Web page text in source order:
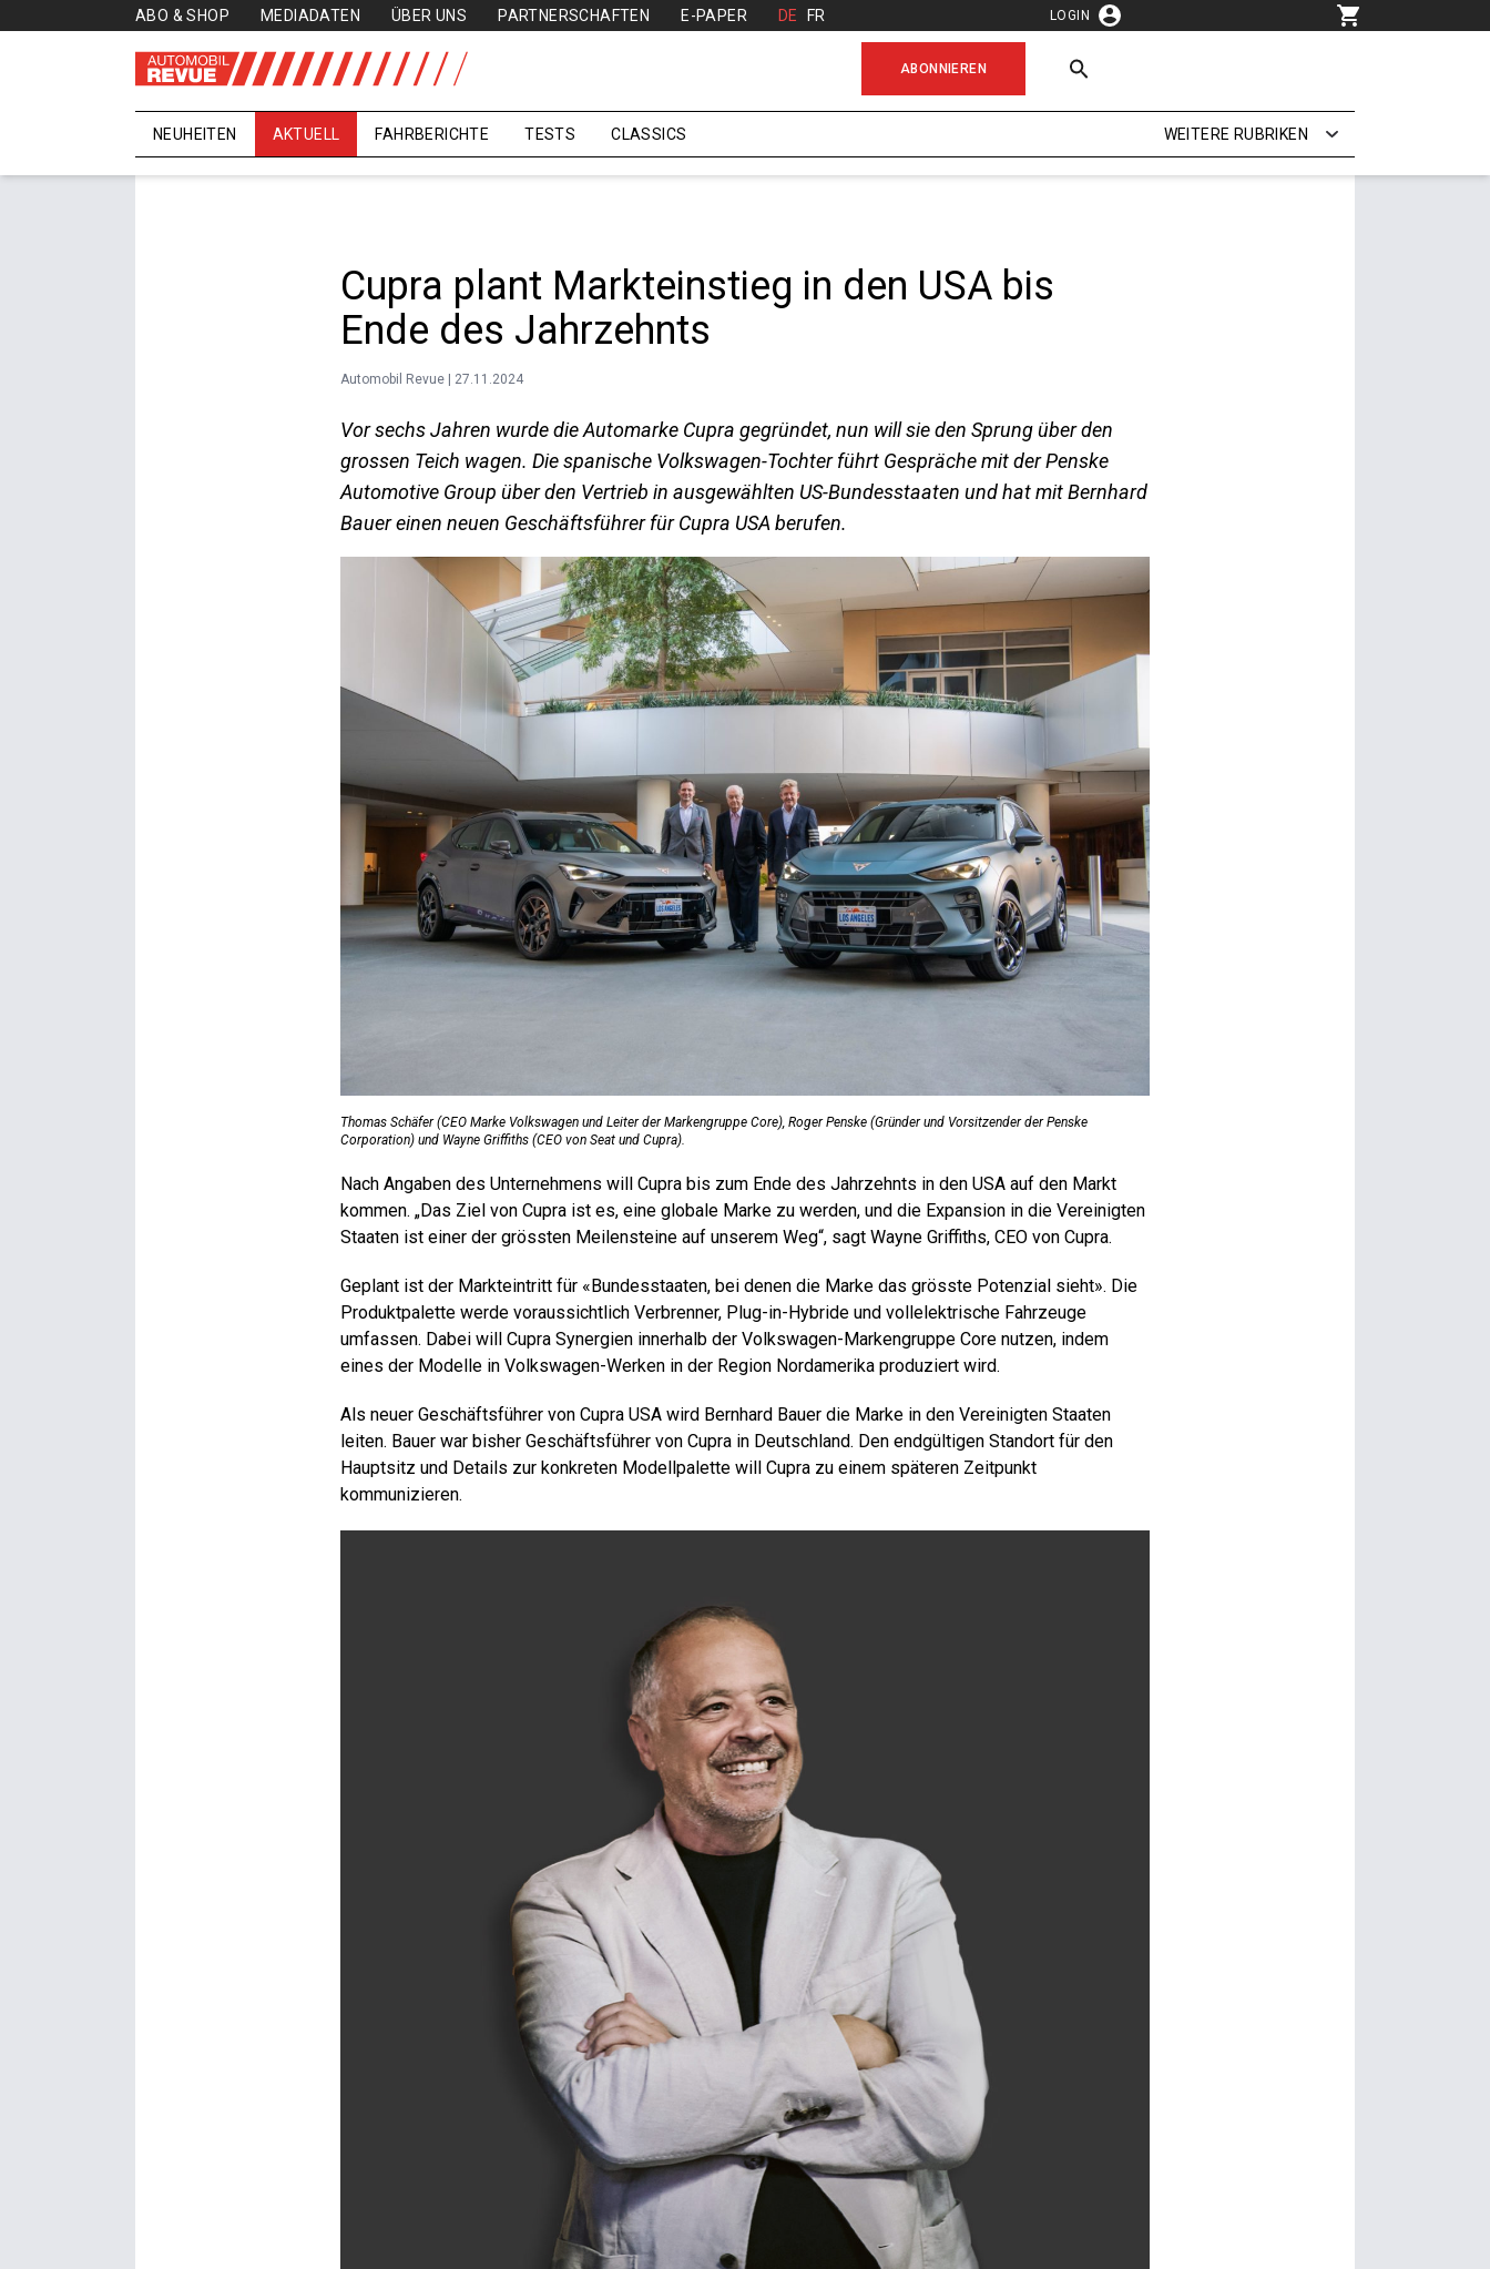
ABO & SHOP MEDIADATEN ÜBER UNS PARTNERSCHAFTEN E-PAPER DE FR LOGIN
ABONNIEREN
NEUHEITEN AKTUELL FAHRBERICHTE TESTS CLASSICS WEITERE RUBRIKEN
Cupra plant Markteinstieg in den USA bis
Ende des Jahrzehnts
Automobil Revue | 27.11.2024
Vor sechs Jahren wurde die Automarke Cupra gegründet, nun will sie den Sprung über den
grossen Teich wagen. Die spanische Volkswagen-Tochter führt Gespräche mit der Penske
Automotive Group über den Vertrieb in ausgewählten US-Bundesstaaten und hat mit Bernhard
Bauer einen neuen Geschäftsführer für Cupra USA berufen.
Thomas Schäfer (CEO Marke Volkswagen und Leiter der Markengruppe Core), Roger Penske (Gründer und Vorsitzender der Penske
Corporation) und Wayne Griffiths (CEO von Seat und Cupra).
Nach Angaben des Unternehmens will Cupra bis zum Ende des Jahrzehnts in den USA auf den Markt
kommen. „Das Ziel von Cupra ist es, eine globale Marke zu werden, und die Expansion in die Vereinigten
Staaten ist einer der grössten Meilensteine auf unserem Weg“, sagt Wayne Griffiths, CEO von Cupra.
Geplant ist der Markteintritt für «Bundesstaaten, bei denen die Marke das grösste Potenzial sieht». Die
Produktpalette werde voraussichtlich Verbrenner, Plug-in-Hybride und vollelektrische Fahrzeuge
umfassen. Dabei will Cupra Synergien innerhalb der Volkswagen-Markengruppe Core nutzen, indem
eines der Modelle in Volkswagen-Werken in der Region Nordamerika produziert wird.
Als neuer Geschäftsführer von Cupra USA wird Bernhard Bauer die Marke in den Vereinigten Staaten
leiten. Bauer war bisher Geschäftsführer von Cupra in Deutschland. Den endgültigen Standort für den
Hauptsitz und Details zur konkreten Modellpalette will Cupra zu einem späteren Zeitpunkt
kommunizieren.